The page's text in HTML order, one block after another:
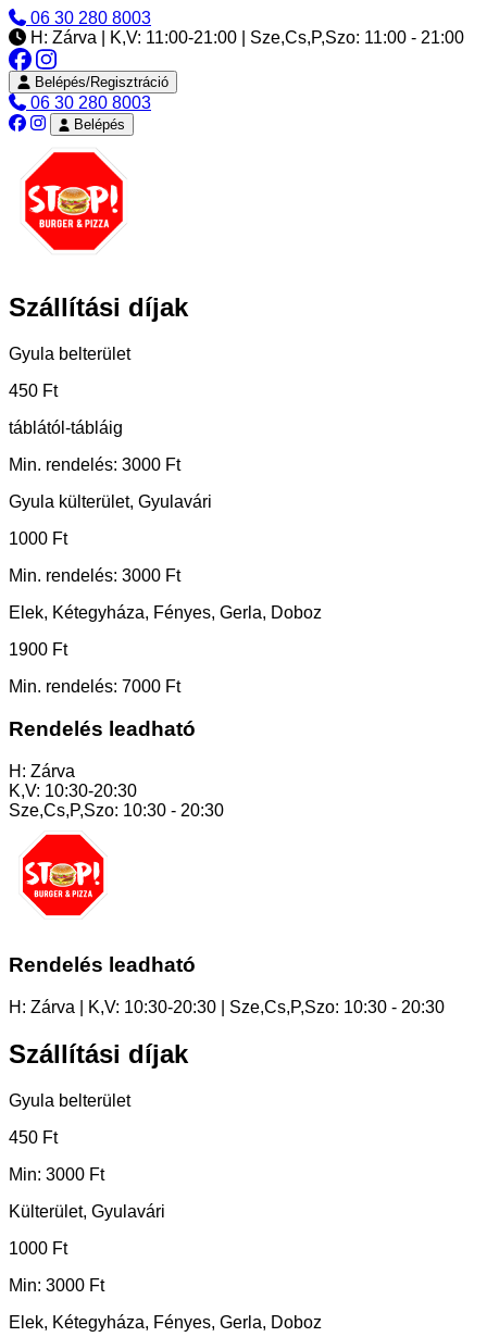
06 30 280 8003
H: Zárva | K,V: 11:00-21:00 | Sze,Cs,P,Szo: 11:00 - 21:00
Belépés/Regisztráció
06 30 280 8003
Belépés
Szállítási díjak
Gyula belterület
450 Ft
táblától-tábláig
Min. rendelés: 3000 Ft
Gyula külterület, Gyulavári
1000 Ft
Min. rendelés: 3000 Ft
Elek, Kétegyháza, Fényes, Gerla, Doboz
1900 Ft
Min. rendelés: 7000 Ft
Rendelés leadható
H: Zárva
K,V: 10:30-20:30
Sze,Cs,P,Szo: 10:30 - 20:30
Rendelés leadható
H: Zárva | K,V: 10:30-20:30 | Sze,Cs,P,Szo: 10:30 - 20:30
Szállítási díjak
Gyula belterület
450 Ft
Min: 3000 Ft
Külterület, Gyulavári
1000 Ft
Min: 3000 Ft
Elek, Kétegyháza, Fényes, Gerla, Doboz